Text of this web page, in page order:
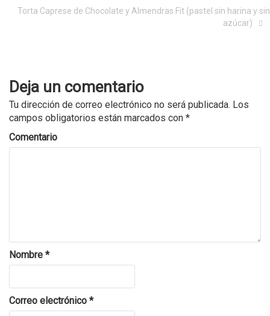
Torta Caprese de Chocolate y Almendras Fit (pastel sin harina y sin
azúcar)
Deja un comentario
Tu dirección de correo electrónico no será publicada. Los
campos obligatorios están marcados con *
Comentario
Nombre *
Correo electrónico *